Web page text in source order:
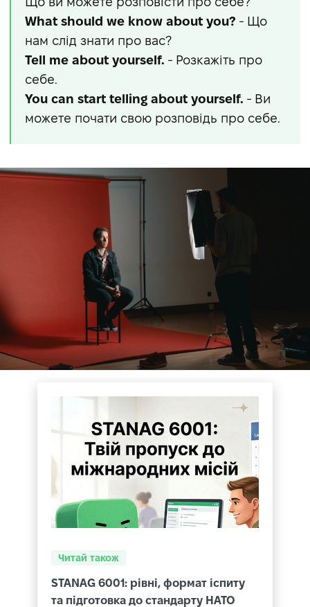
What should we know about you? - Що
нам слід знати про вас?
Tell me about yourself. - Розкажіть про
себе.
You can start telling about yourself. - Ви
можете почати свою розповідь про себе.
Читай також
STANAG 6001: рівні, формат іспиту
та підготовка до стандарту НАТО